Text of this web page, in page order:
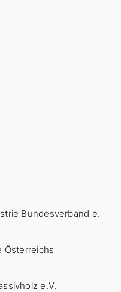
Bundesverband e.
Österreichs
e.V.